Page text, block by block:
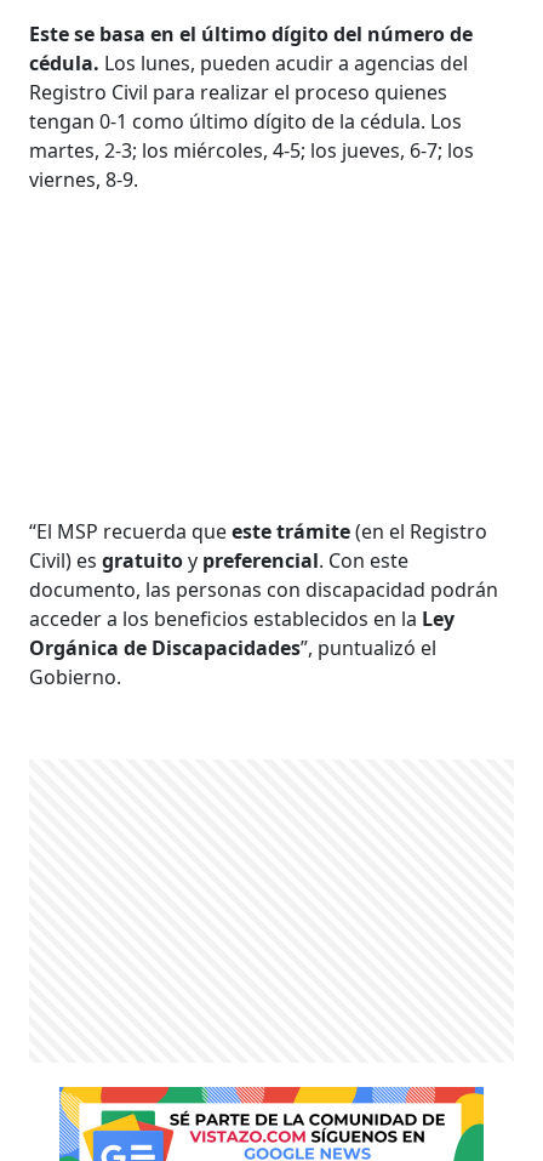
Este se basa en el último dígito del número de
cédula. Los lunes, pueden acudir a agencias del
Registro Civil para realizar el proceso quienes
tengan 0-1 como último dígito de la cédula. Los
martes, 2-3; los miércoles, 4-5; los jueves, 6-7; los
viernes, 8-9.
“El MSP recuerda queeste trámite(en el Registro
Civil) esgratuitoy preferencial. Con este
documento, las personas con discapacidad podrán
acceder a los beneficios establecidos en la Ley
Orgánica de Discapacidades”, puntualizó el
Gobierno.